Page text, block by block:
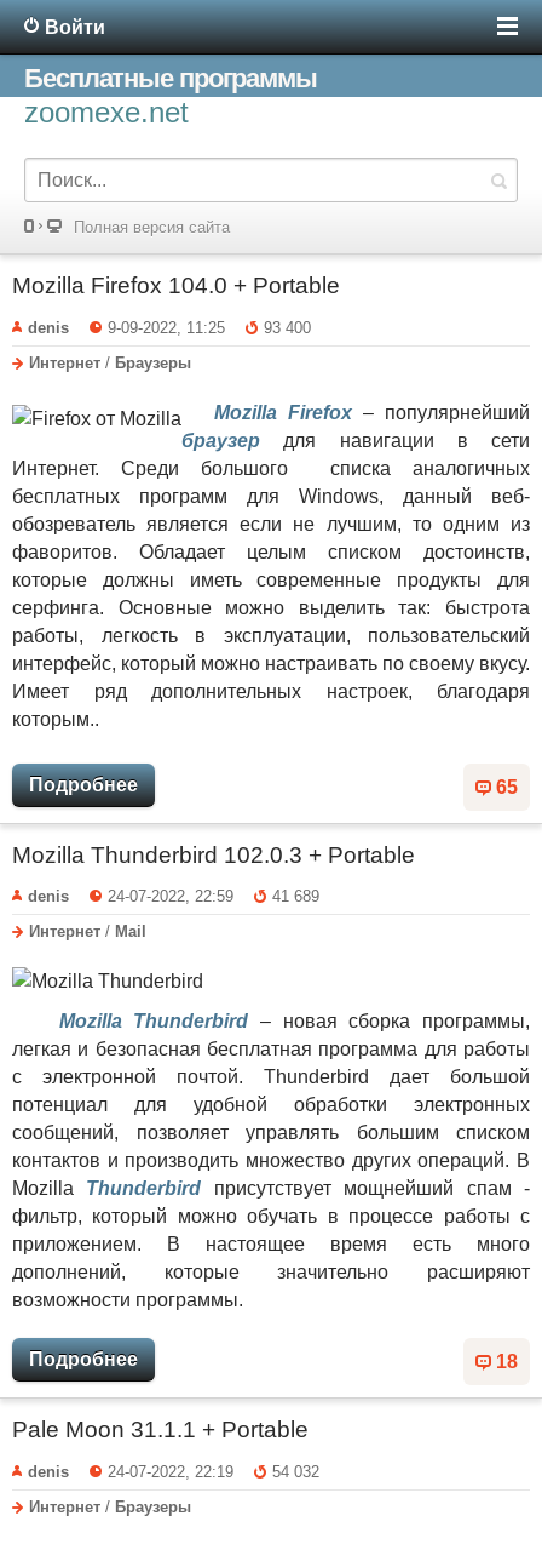
Войти
Бесплатные программы
zoomexe.net
Полная версия сайта
Mozilla Firefox 104.0 + Portable
denis 9-09-2022, 11:25
93 400
Интернет / Браузеры
Mozilla Firefox – популярнейший
браузер для навигации в сети
Интернет. Среди большого списка аналогичных
бесплатных программ для Windows, данный веб-
обозреватель является если не лучшим, то одним из
фаворитов. Обладает целым списком достоинств,
которые должны иметь современные продукты для
серфинга. Основные можно выделить так: быстрота
работы, легкость в эксплуатации, пользовательский
интерфейс, который можно настраивать по своему вкусу.
Имеет ряд дополнительных настроек, благодаря
которым..
65
Подробнее
Mozilla Thunderbird 102.0.3 + Portable
denis 24-07-2022, 22:59
41 689
Интернет / Mail
Mozilla Thunderbird– новая сборка программы,
легкая и безопасная бесплатная программа для работы
с электронной почтой. Thunderbird дает большой
потенциал для удобной обработки электронных
сообщений, позволяет управлять большим списком
контактов и производить множество других операций. В
Mozilla Thunderbird присутствует мощнейший спам -
фильтр, который можно обучать в процессе работы с
приложением. В настоящее время есть много
дополнений, которые значительно расширяют
возможности программы.
18
Подробнее
Pale Moon 31.1.1 + Portable
denis 24-07-2022, 22:19
54 032
Интернет / Браузеры